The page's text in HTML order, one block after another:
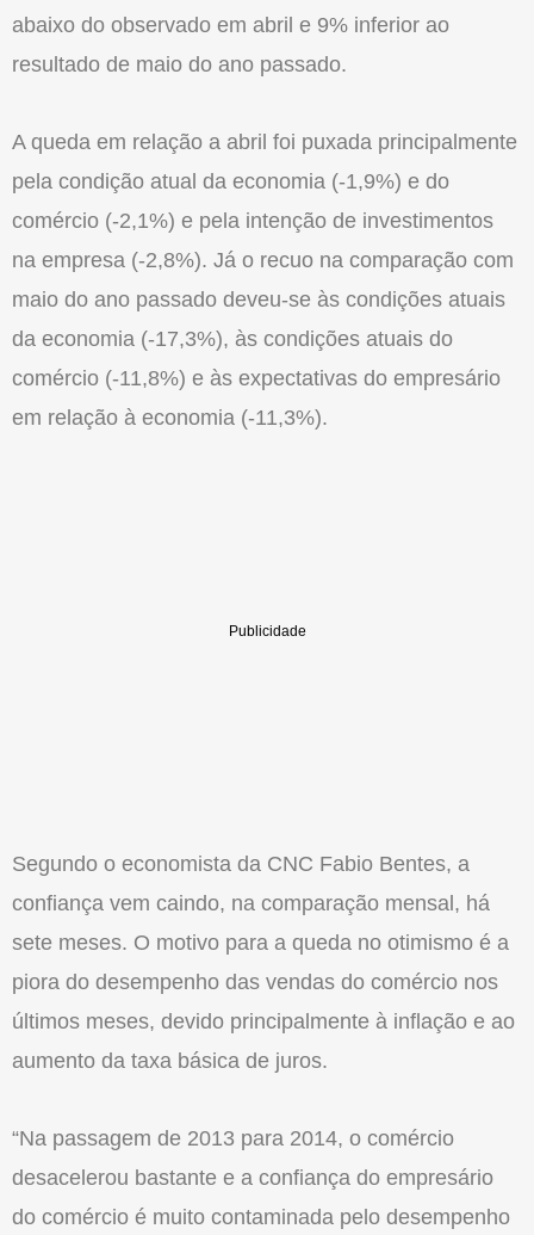
abaixo do observado em abril e 9% inferior ao
resultado de maio do ano passado.
A queda em relação a abril foi puxada principalmente
pela condição atual da economia (-1,9%) e do
comércio (-2,1%) e pela intenção de investimentos
na empresa (-2,8%). Já o recuo na comparação com
maio do ano passado deveu-se às condições atuais
da economia (-17,3%), às condições atuais do
comércio (-11,8%) e às expectativas do empresário
em relação à economia (-11,3%).
Segundo o economista da CNC Fabio Bentes, a
confiança vem caindo, na comparação mensal, há
sete meses. O motivo para a queda no otimismo é a
piora do desempenho das vendas do comércio nos
últimos meses, devido principalmente à inflação e ao
aumento da taxa básica de juros.
“Na passagem de 2013 para 2014, o comércio
desacelerou bastante e a confiança do empresário
do comércio é muito contaminada pelo desempenho